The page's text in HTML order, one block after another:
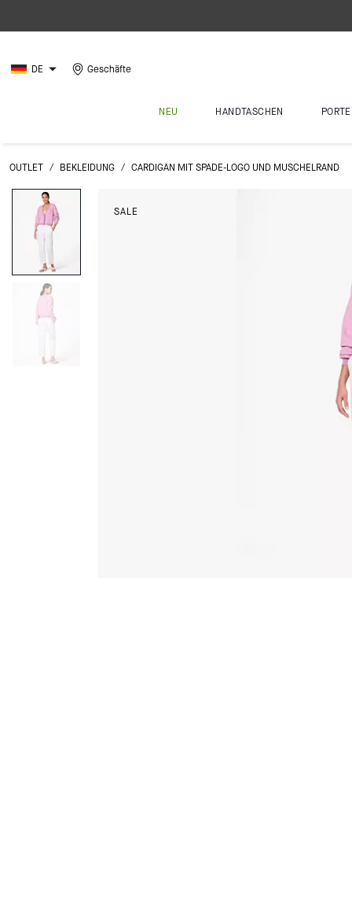
DE Geschäfte
NEU HANDTASCHEN
OUTLET / BEKLEIDUNG / CARDIGAN MIT SPADE-LOGO UND MUSCHELRAND
SALE